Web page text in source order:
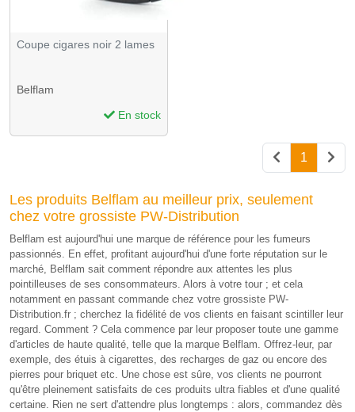
Coupe cigares noir 2 lames
Belflam
En stock
1
Les produits Belflam au meilleur prix, seulement
chez votre grossiste PW-Distribution
Belflam est aujourd'hui une marque de référence pour les fumeurs
passionnés. En effet, profitant aujourd'hui d'une forte réputation sur le
marché, Belflam sait comment répondre aux attentes les plus
pointilleuses de ses consommateurs. Alors à votre tour ; et cela
notamment en passant commande chez votre grossiste PW-
Distribution.fr ; cherchez la fidélité de vos clients en faisant scintiller leur
regard. Comment ? Cela commence par leur proposer toute une gamme
d'articles de haute qualité, telle que la marque Belflam. Offrez-leur, par
exemple, des étuis à cigarettes, des recharges de gaz ou encore des
pierres pour briquet etc. Une chose est sûre, vos clients ne pourront
qu'être pleinement satisfaits de ces produits ultra fiables et d'une qualité
certaine. Rien ne sert d'attendre plus longtemps : alors, commandez dès